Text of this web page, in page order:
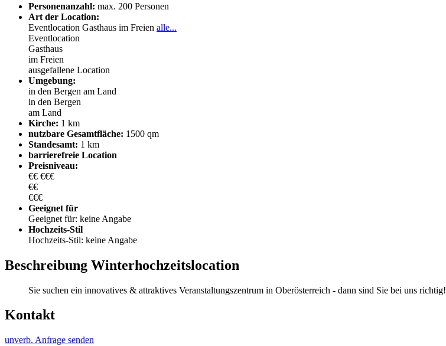
Personenanzahl: max. 200 Personen
Art der Location:
Eventlocation Gasthaus im Freien alle...
Eventlocation
Gasthaus
im Freien
ausgefallene Location
Umgebung:
in den Bergen am Land
in den Bergen
am Land
Kirche: 1 km
nutzbare Gesamtfläche: 1500 qm
Standesamt: 1 km
barrierefreie Location
Preisniveau:
€€ €€€
€€
€€€
Geeignet für
Geeignet für: keine Angabe
Hochzeits-Stil
Hochzeits-Stil: keine Angabe
Beschreibung Winterhochzeitslocation
Sie suchen ein innovatives & attraktives Veranstaltungszentrum in Oberösterreich - dann sind Sie bei uns richtig!
Kontakt
unverb. Anfrage senden